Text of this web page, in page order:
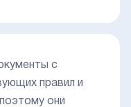
с
правил и
они